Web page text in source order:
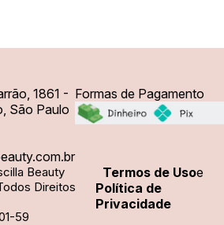
1861 -
São Paulo
Formas de Pagamento
Beauty
Direitos
59
Termos de Usoe
Política de
Privacidade